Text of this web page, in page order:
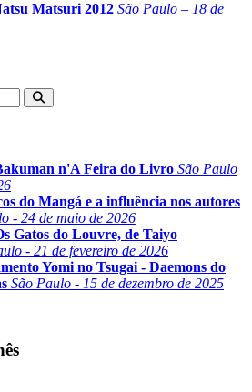
Matsuri 2012 São Paulo – 18 de
n'A Feira do Livro São Paulo
do Mangá e a influência nos autores
- 24 de maio de 2026
Gatos do Louvre, de Taiyo
- 21 de fevereiro de 2026
Yomi no Tsugai - Daemons do
São Paulo - 15 de dezembro de 2025